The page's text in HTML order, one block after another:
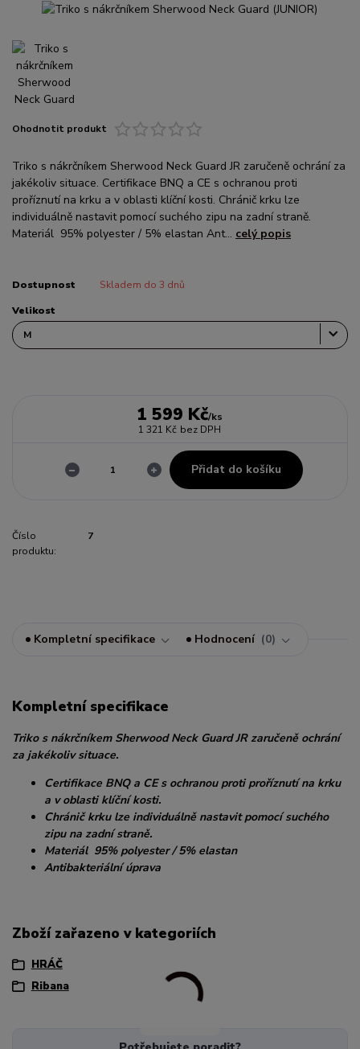
Ohodnotit produkt
Triko s nákrčníkem Sherwood Neck Guard JR zaručeně ochrání za
jakékoliv situace. Certifikace BNQ a CE s ochranou proti
proříznutí na krku a v oblasti klíční kosti. Chránič krku lze
individuálně nastavit pomocí suchého zipu na zadní straně.
Materiál 95% polyester / 5% elastan Ant... celý popis
Dostupnost Skladem do 3 dnů
Velikost
1 599 Kč/ks
1 321 Kč bez DPH
Přidat do košíku
Číslo
produktu:
7
Kompletní specifikace Hodnocení 0
Kompletní specifikace
Triko s nákrčníkem Sherwood Neck Guard JR zaručeně ochrání
za jakékoliv situace.
Certifikace BNQ a CE s ochranou proti proříznutí na krku
a v oblasti klíční kosti.
Chránič krku lze individuálně nastavit pomocí suchého
zipu na zadní straně.
Materiál 95% polyester / 5% elastan
Antibakteriální úprava
Zboží zařazeno v kategoriích
HRÁČ
Ribana